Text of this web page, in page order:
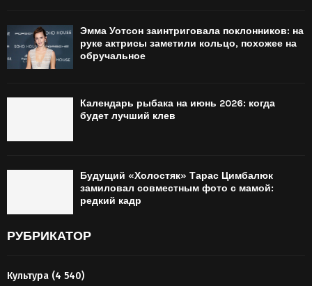
Эмма Уотсон заинтриговала поклонников: на
руке актрисы заметили кольцо, похожее на
обручальное
Календарь рыбака на июнь 2026: когда
будет лучший клев
Будущий «Холостяк» Тарас Цимбалюк
замиловал совместным фото с мамой:
редкий кадр
РУБРИКАТОР
Культура (4 540)